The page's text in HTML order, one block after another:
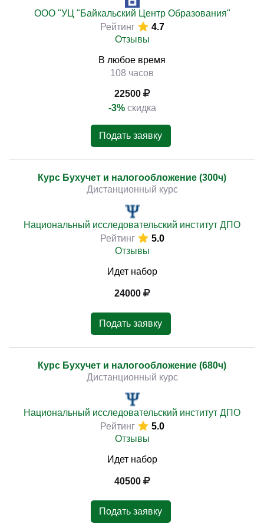
ООО "УЦ "Байкальский Центр Образования"
Рейтинг
4.7
Отзывы
В любое время
108 часов
22500
-3% скидка
Подать заявку
Курс Бухучет и налогообложение (300ч)
Дистанционный курс
Национальный исследовательский институт ДПО
Рейтинг
5.0
Отзывы
Идет набор
24000
Подать заявку
Курс Бухучет и налогообложение (680ч)
Дистанционный курс
Национальный исследовательский институт ДПО
Рейтинг
5.0
Отзывы
Идет набор
40500
Подать заявку